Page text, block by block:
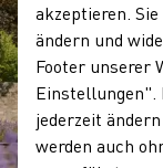
akzeptieren.
ändern und
Footer unserer
Einstellungen".
jederzeit
werden auch